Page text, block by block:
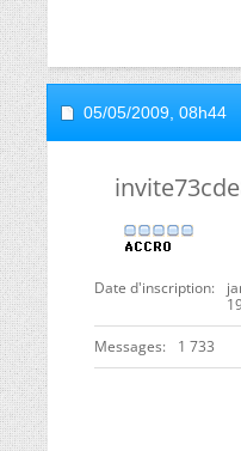
05/05/2009, 08h44
Date d'inscription
Messages 1 733